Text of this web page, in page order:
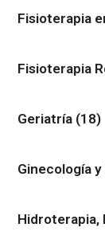
Fisioterapia
Fisioterapia
Geriatría (18)
Ginecología
Hidroterapia,